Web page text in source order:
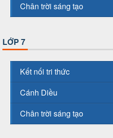
Chân trời sáng tạo
LỚP 7
Kết nối tri thức
Cánh Diều
Chân trời sáng tạo